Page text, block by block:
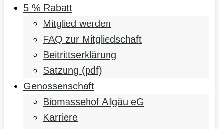
5 % Rabatt
Mitglied werden
FAQ zur Mitgliedschaft
Beitrittserklärung
Satzung (pdf)
Genossenschaft
Biomassehof Allgäu eG
Karriere